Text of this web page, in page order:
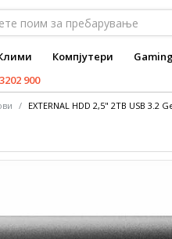
Компјутери
900
EXTERNAL HDD 2,5" 2TB USB 3.2